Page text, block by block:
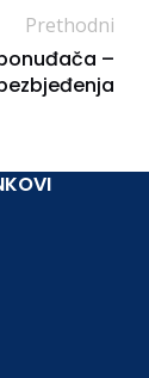
Prethodni
–